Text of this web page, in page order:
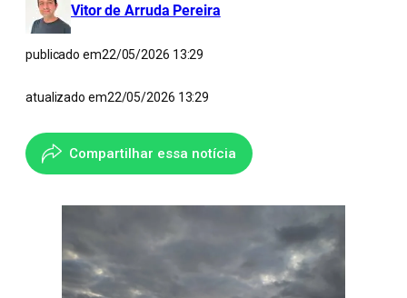
Vitor de Arruda Pereira
publicado em22/05/2026 13:29
atualizado em22/05/2026 13:29
Compartilhar essa notícia